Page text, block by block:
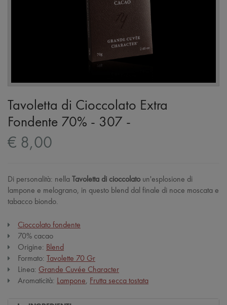
Tavoletta di Cioccolato Extra
Fondente 70% - 307 -
€ 8,00
Di personalità: nellaTavoletta di cioccolatoun'esplosione di
lampone e melograno, in questo blend dal finale di noce moscata e
tabacco biondo.
Cioccolato fondente
70% cacao
Origine: Blend
Formato: Tavolette 70 Gr
Linea: Grande Cuvée Character
Aromaticità: Lampone, Frutta secca tostata